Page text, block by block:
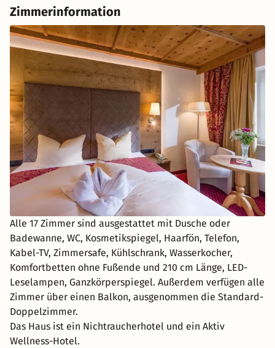
Zimmerinformation
Alle 17 Zimmer sind ausgestattet mit Dusche oder
Badewanne, WC, Kosmetikspiegel, Haarfön, Telefon,
Kabel-TV, Zimmersafe, Kühlschrank, Wasserkocher,
Komfortbetten ohne Fußende und 210 cm Länge, LED-
Leselampen, Ganzkörperspiegel. Außerdem verfügen alle
Zimmer über einen Balkon, ausgenommen die Standard-
Doppelzimmer.
Das Haus ist ein Nichtraucherhotel und ein Aktiv
Wellness-Hotel.